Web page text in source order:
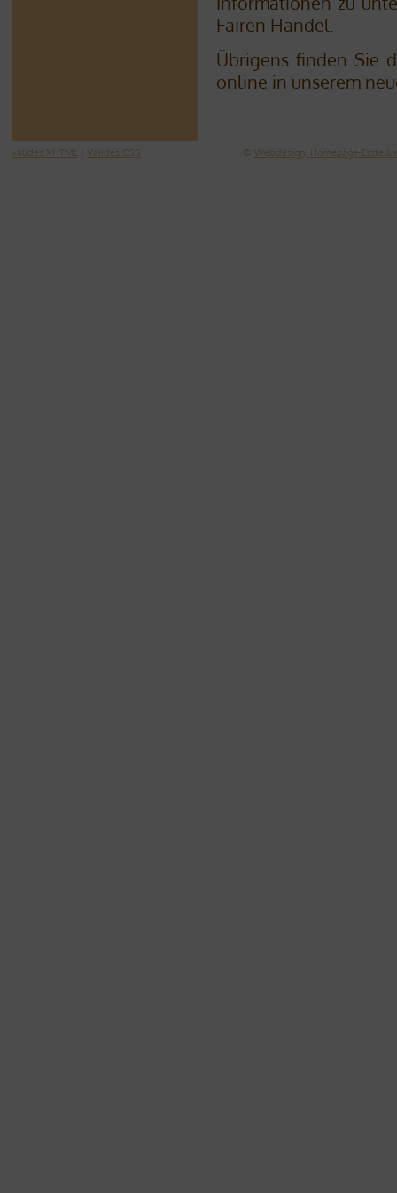
Fairen Handel.
Übrigens finden Sie
online in unserem
valides XHTML Valides CSS © Webdesign, Homepage-